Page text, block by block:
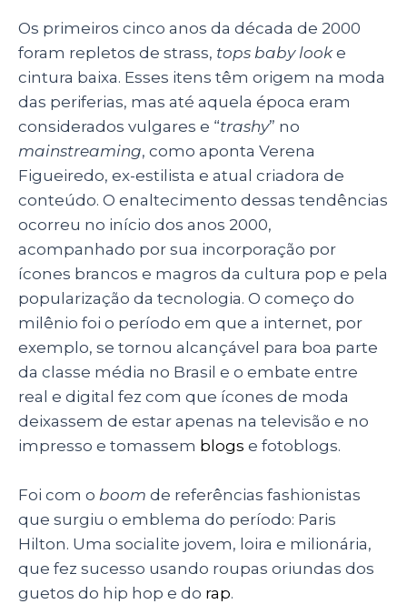
Os primeiros cinco anos da década de 2000
foram repletos de strass, tops baby looke
cintura baixa. Esses itens têm origem na moda
das periferias, mas até aquela época eram
considerados vulgares e “trashy” no
mainstreaming, como aponta Verena
Figueiredo, ex-estilista e atual criadora de
conteúdo. O enaltecimento dessas tendências
ocorreu no início dos anos 2000,
acompanhado por sua incorporação por
ícones brancos e magros da cultura pop e pela
popularização da tecnologia. O começo do
milênio foi o período em que a internet, por
exemplo, se tornou alcançável para boa parte
da classe média no Brasil e o embate entre
real e digital fez com que ícones de moda
deixassem de estar apenas na televisão e no
impresso e tomassem blogs e fotoblogs.
Foi com o boom de referências fashionistas
que surgiu o emblema do período: Paris
Hilton. Uma socialite jovem, loira e milionária,
que fez sucesso usando roupas oriundas dos
guetos do hip hop e do rap.